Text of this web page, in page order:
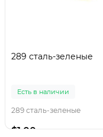
289 сталь-зеленые
Есть в наличии
289 сталь-зеленые
$1.00